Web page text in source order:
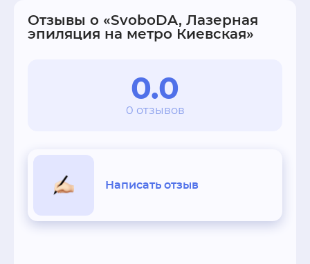
Отзывы о «SvoboDA, Лазерная
эпиляция на метро Киевская»
0.0
0 отзывов
Написать отзыв